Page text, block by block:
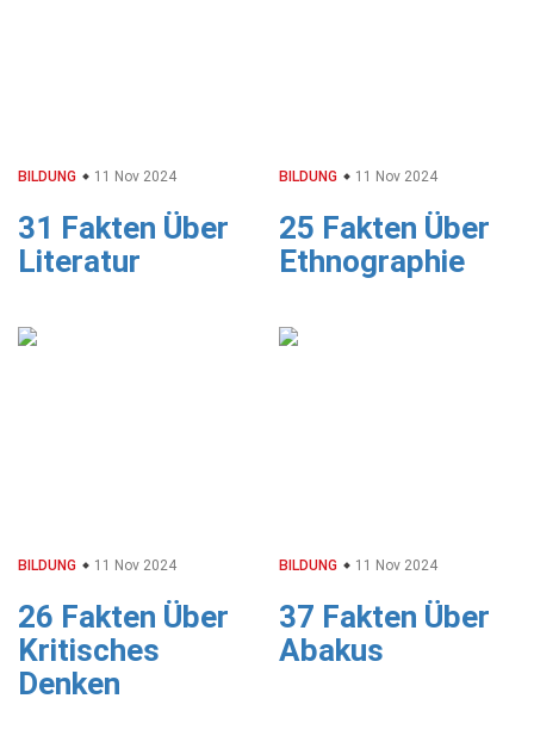
BILDUNG 11 Nov 2024
31 Fakten Über
Literatur
BILDUNG 11 Nov 2024
25 Fakten Über
Ethnographie
BILDUNG 11 Nov 2024
26 Fakten Über
Kritisches
Denken
BILDUNG 11 Nov 2024
37 Fakten Über
Abakus